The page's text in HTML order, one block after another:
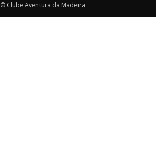
© Clube Aventura da Madeira